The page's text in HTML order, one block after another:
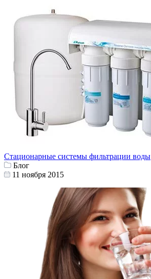
Стационарные системы фильтрации воды
Блог
11 ноября 2015